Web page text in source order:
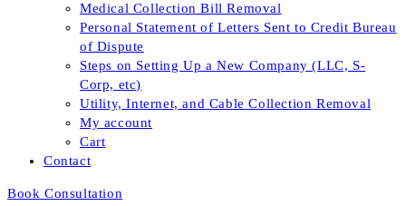
Medical Collection Bill Removal
Personal Statement of Letters Sent to Credit Bureau
of Dispute
Steps on Setting Up a New Company (LLC, S-
Corp, etc)
Utility, Internet, and Cable Collection Removal
My account
Cart
Contact
Book Consultation